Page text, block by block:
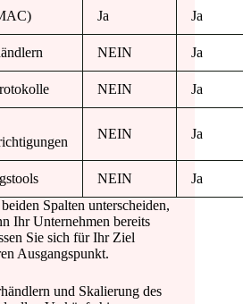
Ja Ja
NEIN Ja
NEIN Ja
NEIN Ja
NEIN
Ja
Spalten unterscheiden,
Ihr Unternehmen bereits
Sie sich für Ihr Ziel
Ausgangspunkt.
und Skalierung des